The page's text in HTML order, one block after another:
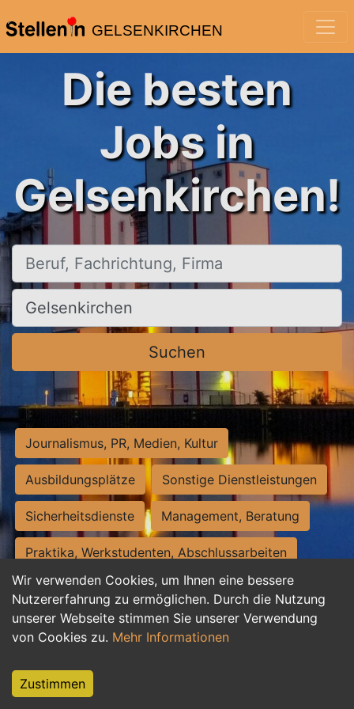
GELSENKIRCHEN
Wir verwenden Cookies, um Ihnen eine bessere
Nutzererfahrung zu ermöglichen. Durch die Nutzung
unserer Webseite stimmen Sie unserer Verwendung
von Cookies zu. Mehr Informationen
Zustimmen
Die besten
Jobs in
Gelsenkirchen!
Beruf, Fachrichtung, Firma
Ort, Stadt
Suchen
Journalismus, PR, Medien, Kultur
Ausbildungsplätze Sonstige Dienstleistungen
Sicherheitsdienste Management, Beratung
Praktika, Werkstudenten, Abschlussarbeiten
Personalwesen Assistenz, Sekretariat
Hilfskräfte, Aushilfs- und Nebenjobs
Weiterbildung, Studium, duale Ausbildung